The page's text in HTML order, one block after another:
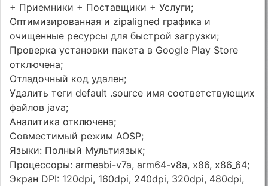
+ Приемники + Поставщики + Услуги;
Оптимизированная и zipaligned графика и
очищенные ресурсы для быстрой загрузки;
Проверка установки пакета в Google Play Store
отключена;
Отладочный код удален;
Удалить теги default .source имя соответствующих
файлов java;
Аналитика отключена;
Совместимый режим AOSP;
Языки: Полный Мультиязык;
Процессоры: armeabi-v7a, arm64-v8a, x86, x86_64;
Экран DPI: 120dpi, 160dpi, 240dpi, 320dpi, 480dpi,